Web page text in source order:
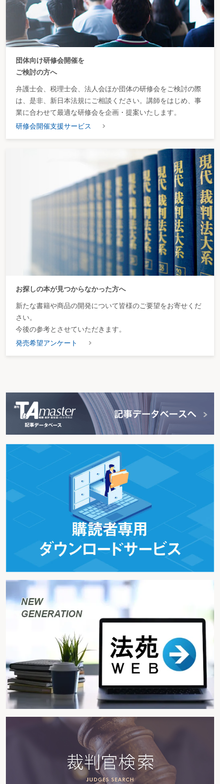
団体向け研修会開催を
ご検討の方へ
弁護士会、税理士会、法人会ほか団体の研修会をご検討の際
は、是非、新日本法規にご相談ください。講師をはじめ、事
業に合わせて最適な研修会を企画・提案いたします。
研修会開催支援サービス
お探しの本が見つからなかった方へ
新たな書籍や商品の開発について皆様のご要望をお寄せくだ
さい。
今後の参考とさせていただきます。
発売希望アンケート